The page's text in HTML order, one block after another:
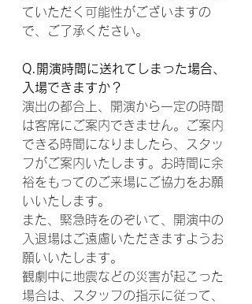
ていただく可能性がございますの
で、ご了承ください。
Q.開演時間に送れてしまった場合、
入場できますか？
演出の都合上、開演から一定の時間
は客席にご案内できません。ご案内
できる時間になりましたら、スタッ
フがご案内いたします。お時間に余
裕をもってのご来場にご協力をお願
いいたします。
また、緊急時をのぞいて、開演中の
入退場はご遠慮いただきますようお
願いいたします。
観劇中に地震などの災害が起こった
場合は、スタッフの指示に従って、